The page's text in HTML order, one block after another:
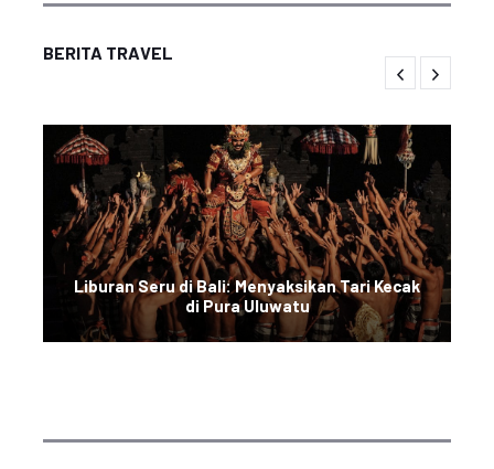
BERITA TRAVEL
Liburan Seru di Bali: Menyaksikan Tari Kecak
di Pura Uluwatu